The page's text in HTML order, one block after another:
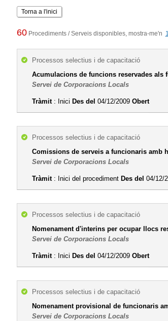
Torna a l'inici
60 Procediments / Serveis disponibles, mostra-me'n
Processos selectius i de capacitació
Acumulacions de funcions reservades als
Servei de Corporacions Locals
Tràmit: Inici Des del 04/12/2009Obert
Processos selectius i de capacitació
Comissions de serveis a funcionaris amb
Servei de Corporacions Locals
Tràmit: Inici del procediment Des del 04/12/
Processos selectius i de capacitació
Nomenament d'interins per ocupar llocs
Servei de Corporacions Locals
Tràmit: Inici Des del 04/12/2009Obert
Processos selectius i de capacitació
Nomenament provisional de funcionaris
Servei de Corporacions Locals